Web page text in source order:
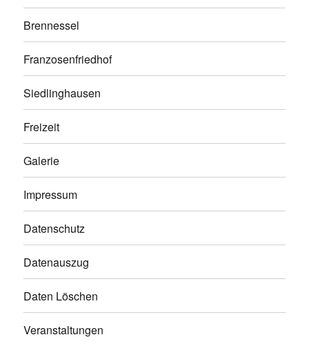
Brennessel
Franzosenfriedhof
Siedlinghausen
Freizeit
Galerie
Impressum
Datenschutz
Datenauszug
Daten Löschen
Veranstaltungen